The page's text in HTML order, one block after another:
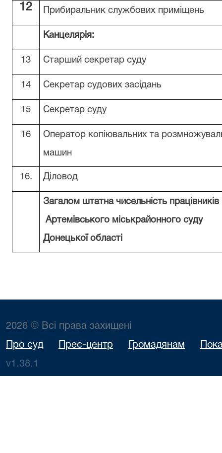
12 Прибиральник службових приміщень
Канцелярія:
13 Старший секретар суду
14 Секретар судових засідань
15 Секретар суду
16 Оператор копіювальних та
машин
16. Діловод
Загалом штатна чисельність працівників
Артемівського міськрайонного суду
Донецької області
2026 © Всі права захищені
Про суд Прес-центр Громадянам
v1.38.1